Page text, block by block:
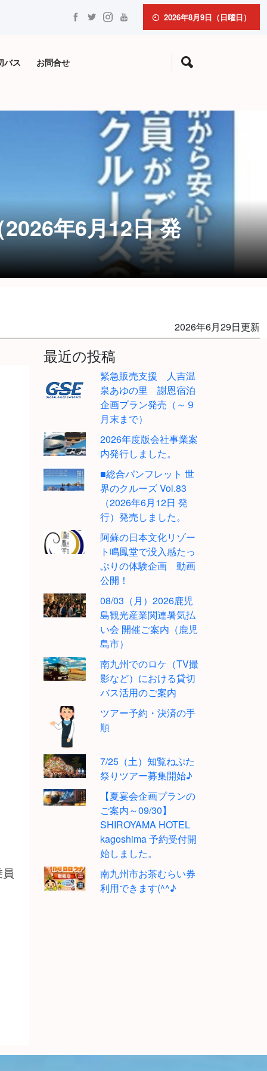
2026年8月9日（日曜日）
バス お問合せ
年6月12日 発
2026年6月29日更新
最近の投稿
緊急販売支援 人吉温
泉あゆの里 謝恩宿泊
企画プラン発売（～９
月末まで）
2026年度版会社事業案
内発行しました。
■総合パンフレット 世
界のクルーズ Vol.83
（2026年6月12日 発
行）発売しました。
阿蘇の日本文化リゾー
ト鳴鳳堂で没入感たっ
ぷりの体験企画 動画
公開！
08/03（月）2026鹿児
島観光産業関連暑気払
い会 開催ご案内（鹿児
島市）
南九州でのロケ（TV撮
影など）における貸切
バス活用のご案内
ツアー予約・決済の手
順
7/25（土）知覧ねぷた
祭りツアー募集開始♪
【夏宴会企画プランの
ご案内～09/30】
SHIROYAMA HOTEL
kagoshima 予約受付開
始しました。
南九州市お茶むらい券
利用できます(^^♪